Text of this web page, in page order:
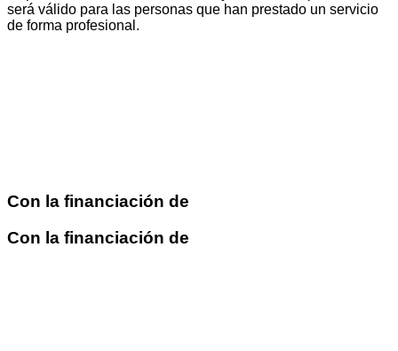
será válido para las personas que han prestado un servicio
de forma profesional.
Con la financiación de
Con la financiación de